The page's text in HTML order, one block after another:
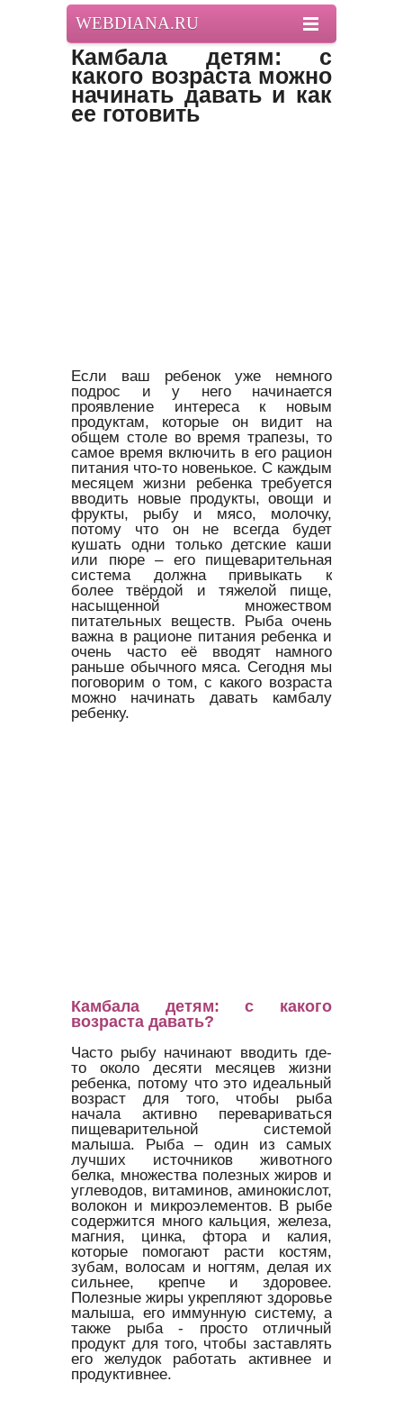
WEBDIANA.RU
Камбала детям: с
какого возраста можно
начинать давать и как
ее готовить
Если ваш ребенок уже немного
подрос и у него начинается
проявление интереса к новым
продуктам, которые он видит на
общем столе во время трапезы, то
самое время включить в его рацион
питания что-то новенькое. С каждым
месяцем жизни ребенка требуется
вводить новые продукты, овощи и
фрукты, рыбу и мясо, молочку,
потому что он не всегда будет
кушать одни только детские каши
или пюре – его пищеварительная
система должна привыкать к
более твёрдой и тяжелой пище,
насыщенной множеством
питательных веществ. Рыба очень
важна в рационе питания ребенка и
очень часто её вводят намного
раньше обычного мяса. Сегодня мы
поговорим о том, с какого возраста
можно начинать давать камбалу
ребенку.
Камбала детям: с какого
возраста давать?
Часто рыбу начинают вводить где-
то около десяти месяцев жизни
ребенка, потому что это идеальный
возраст для того, чтобы рыба
начала активно перевариваться
пищеварительной системой
малыша. Рыба – один из самых
лучших источников животного
белка, множества полезных жиров и
углеводов, витаминов, аминокислот,
волокон и микроэлементов. В рыбе
содержится много кальция, железа,
магния, цинка, фтора и калия,
которые помогают расти костям,
зубам, волосам и ногтям, делая их
сильнее, крепче и здоровее.
Полезные жиры укрепляют здоровье
малыша, его иммунную систему, а
также рыба - просто отличный
продукт для того, чтобы заставлять
его желудок работать активнее и
продуктивнее.